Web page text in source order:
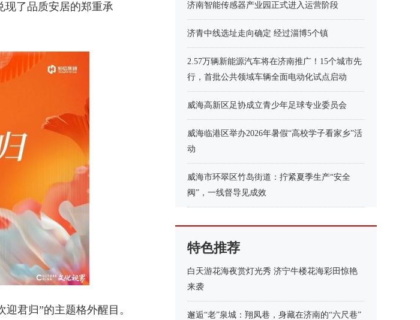
现了品质安居的郑重承
君归”的主题格外醒目。
济南智能传感器产业园正式进入运营阶段
济青中线选址走向确定 经过淄博5个镇
2.57万辆新能源汽车将在济南推广！15个城市先
行，首批公共领域车辆全面电动化试点启动
威海高新区足协成立青少年足球专业委员会
威海临港区举办2026年暑假“高校学子看家乡”活
动
威海市环翠区竹岛街道：拧紧夏季生产“安全
阀”，一线督导见成效
特色推荐
白天游花海夜赏灯光秀 济宁牛楼花海彩田惊艳
来袭
邂逅“老”泉城：翔凤巷，身藏在济南的“六尺巷”